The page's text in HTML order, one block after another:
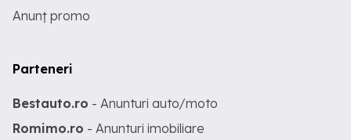
Anunț promo
Parteneri
Bestauto.ro - Anunturi auto/moto
Romimo.ro - Anunturi imobiliare